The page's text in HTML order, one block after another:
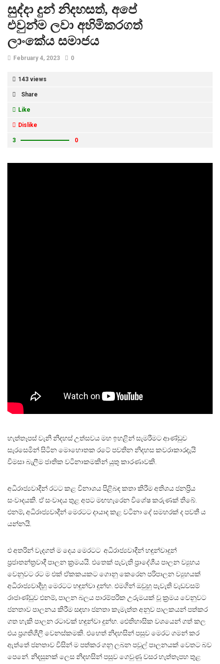
සුද්දා දුන් නිදහසත්, අපේ
එවුන්ම ලවා අහිමිකරගත්
ලාංකේය සමාජය
February 4, 2023 0
143 views
Share
Like
Dislike
3 0
හැත්තෑපස් වැනි නිදහස් උත්සවය මහ ඉහළින් සැමරීමට ආණ්ඩුව
සැරසෙමින් සිටින මොහොතක රටේ පවතින නිදහස කවරාකාරදැයි
විමසා බැලීම ජාතික වටිනාකමකින් යුතු කාරණාවකි.
අධිරාජ්‍යවාදීන් රටට කළ විනාශය පිළිබඳ කතා කිරීම අතිශය ජනප්‍රිය
සංවාදයකි. ඒ සංවාදය තුළ අපට මඟහැරෙන විශේෂ කරුණක් තිබේ.
එනම්, අධිරාජ්‍යවාදීන් මෙරටට දායාද කළ වටිනා දේ සමහරක් ද පවතී ය
යන්නයි.
එ අතරින් වැදගත් ම දෙය මෙරටට අධිරාජ්‍යවාදීන් හඳුන්වාදුන්
ප්‍රජාතන්ත්‍රවාදී පාලන ක්‍රමයයි. එතෙක් පැවැති ප්‍රාදේශීය පාලන ව්‍යුහය
වෙනුවට රට ම එක් ඒකකයකට ගොනු කෙරෙන පරිපාලන ව්‍යුහයක්
අධිරාජ්‍යවාදීහු මෙරටට හඳුන්වා දුන්හ. එමගින් ඔවුහු පැවැති වැඩවසම්
රාජාණ්ඩුව එනම්, පාලන බලය පාරම්පරික උරුමයක් වූ ක්‍රමය වෙනුවට
ජනතාව පාලනය කිරීම සඳහා ජනතා කැමැත්ත අනුව පාලකයන් පත්කර
ගත හැකි පාලන රටාවක් හඳුන්වා දුන්හ. ඓතිහාසික වශයෙන් ගත් කල
එය ප්‍රගතිශීලී වෙනස්කමකි. එහෙත් නිදහසින් පසුව මෙරට ගමන් කර
ඇත්තේ ජනතාව විසින් ම පත්කර ගනු ලබන පවුල් පාලනයක් වෙතට බව
පෙනේ. නිදසුනක් ලෙස නිදහසින් පසුව ගෙවුණු වසර හැත්තෑපහ තුළ